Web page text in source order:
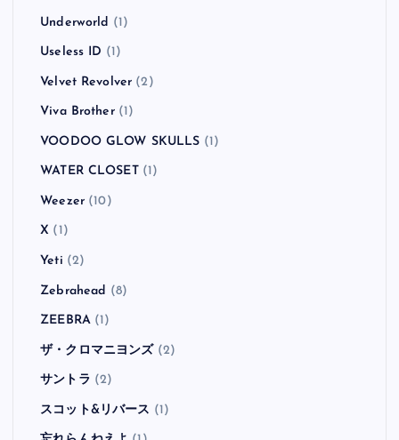
Underworld (1)
Useless ID (1)
Velvet Revolver (2)
Viva Brother(1)
VOODOO GLOW SKULLS (1)
WATER CLOSET(1)
Weezer(10)
X (1)
Yeti (2)
Zebrahead (8)
ZEEBRA(1)
ザ・クロマニヨンズ(2)
サントラ (2)
スコット&リバース (1)